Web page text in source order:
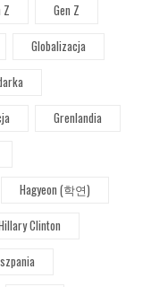
Z
Gen Z
Globalizacja
Grenlandia
Hagyeon (학연)
Clinton